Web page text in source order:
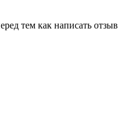
тем как написать отзыв